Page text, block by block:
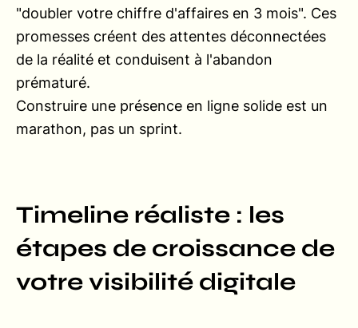
"doubler votre chiffre d'affaires en 3 mois". Ces
promesses créent des attentes déconnectées
de la réalité et conduisent à l'abandon
prématuré.
Construire une présence en ligne solide est un
marathon, pas un sprint.
Timeline réaliste : les
étapes de croissance de
votre visibilité digitale